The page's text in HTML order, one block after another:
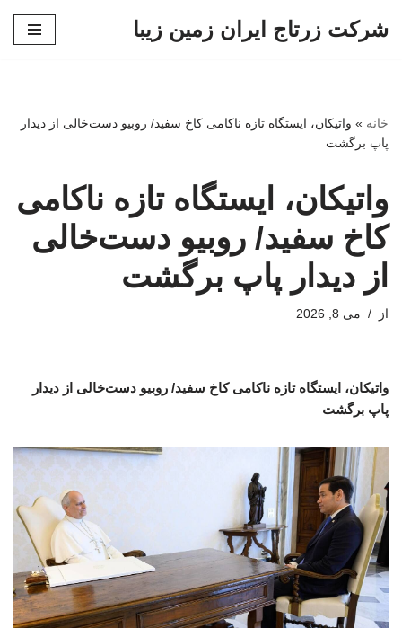
شرکت زرتاج ایران زمین زیبا
خانه » واتیکان، ایستگاه تازه ناکامی کاخ سفید/ روبیو دست‌خالی از دیدار
پاپ برگشت
واتیکان، ایستگاه تازه ناکامی
کاخ سفید/ روبیو دست‌خالی
از دیدار پاپ برگشت
از می 8, 2026
واتیکان، ایستگاه تازه ناکامی کاخ سفید/ روبیو دست‌خالی از دیدار
پاپ برگشت